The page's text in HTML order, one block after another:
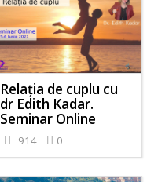
Relația de cuplu cu
dr Edith Kadar.
Seminar Online
914 0